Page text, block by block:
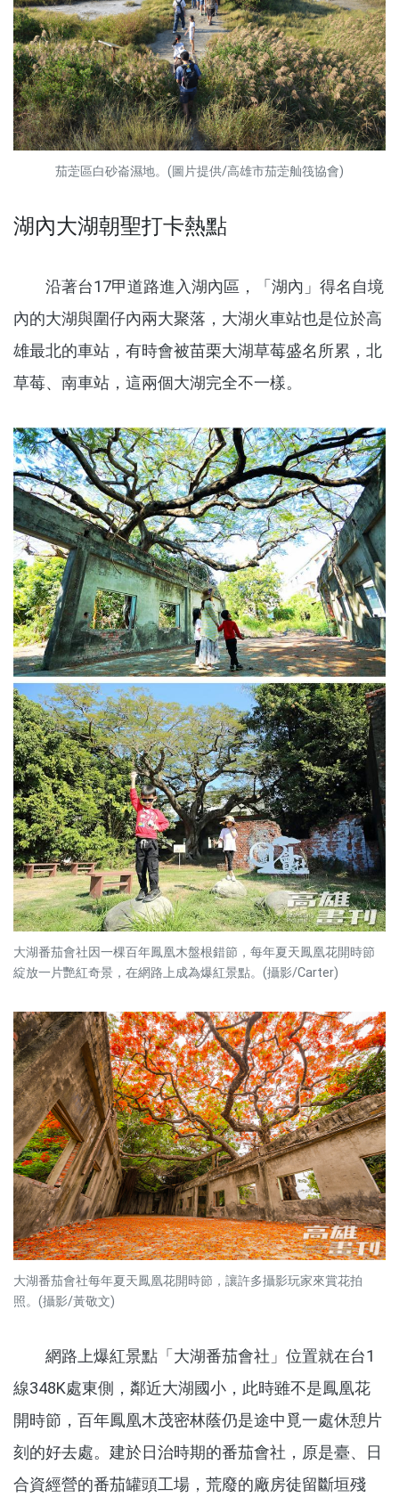
茄萣區白砂崙濕地。(圖片提供/高雄市茄萣舢筏協會)
湖內大湖朝聖打卡熱點
沿著台17甲道路進入湖內區，「湖內」得名自境
內的大湖與圍仔內兩大聚落，大湖火車站也是位於高
雄最北的車站，有時會被苗栗大湖草莓盛名所累，北
草莓、南車站，這兩個大湖完全不一樣。
大湖番茄會社因一棵百年鳳凰木盤根錯節，每年夏天鳳凰花開時節
綻放一片艷紅奇景，在網路上成為爆紅景點。(攝影/Carter)
大湖番茄會社每年夏天鳳凰花開時節，讓許多攝影玩家來賞花拍
照。(攝影/黃敬文)
網路上爆紅景點「大湖番茄會社」位置就在台1
線348K處東側，鄰近大湖國小，此時雖不是鳳凰花
開時節，百年鳳凰木茂密林蔭仍是途中覓一處休憩片
刻的好去處。建於日治時期的番茄會社，原是臺、日
合資經營的番茄罐頭工場，荒廢的廠房徒留斷垣殘